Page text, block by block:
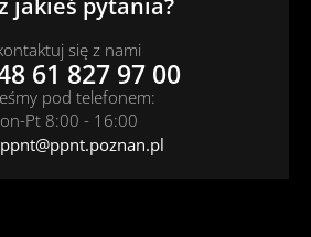
się z nami
61 827 97 00
pod telefonem:
Pt 8:00 - 16:00
ppnt@ppnt.poznan.pl